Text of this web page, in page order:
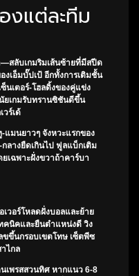
งแต่ละทีม
สลับเกมริมเส้นซ้ายที่มีสปีด
เอ็มบั๊ปเป้ อีกทั้งการเติมชั้น
นเตอร์-โฮลดิ้งของคู่แข่ง
ยเกมรับทรานซิชันดีขึ้น
วร์เด้
แมนยาวๆ จังหวะแรกของ
ลางยืดเกินไป ฟูลแบ็กเติม
เฉพาะฝั่งขวาถ้าคาร์บา
เวอร์โหลดฝั่งบอลและย้าย
คนิคและยืนตำแหน่งดี วิง
ขึ้นกรอบเขตโทษ เซ็ตพีซ
ไกล
เพรสสวนทิศ หากแนว 6-8